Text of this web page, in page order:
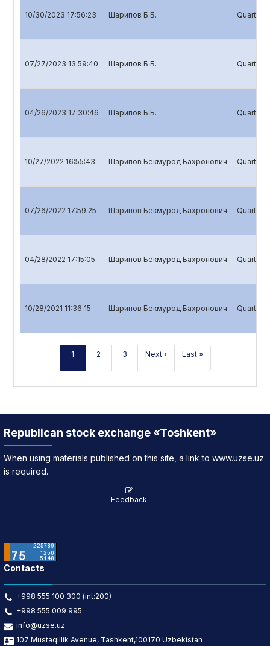
10/30/2023 17:56:23 Шарипов Б.Б.
07/27/2023 13:59:40 Шарипов Б.Б.
04/26/2023 17:30:46 Шарипов Б.Б.
10/27/2022 16:55:43 Шарипов Бекмурод Бахронович
07/26/2022 17:59:25 Шарипов Бекмурод Бахронович
04/28/2022 17:15:05 Шарипов Бекмурод Бахронович
10/28/2021 11:36:15 Шарипов Бекмурод Бахронович
1 2 3 Next › Last »
Republican stock exchange «Toshkent»
When using materials published on this site, a link to www.uzse.uz
is required.
Feedback
Contacts
+998 555 100 300 (int:200)
+998 555 009 995
info@uzse.uz
107 Mustaqillik Avenue, Tashkent,100170 Uzbekistan